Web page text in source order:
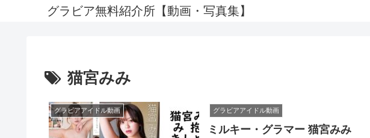
グラビア無料紹介所【動画・写真集】
猫宮みみ
グラビアアイドル動画 グラビアアイドル動画
ミルキー・グラマー 猫宮みみ